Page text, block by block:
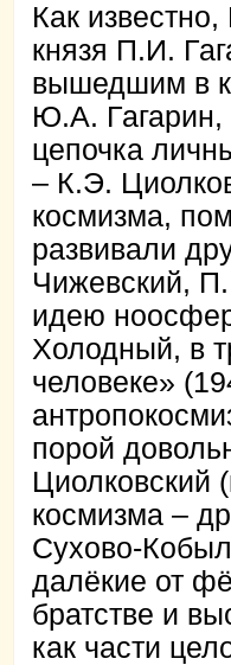
Как
князя П.И.
вышедшим в
Ю.А. Гагарин,
цепочка
– К.Э.
космизма,
развивали
Чижевский,
идею
Холодный, в
человеке»
порой
Циолковский
космизма –
Сухово-
далёкие от
братстве и
как части